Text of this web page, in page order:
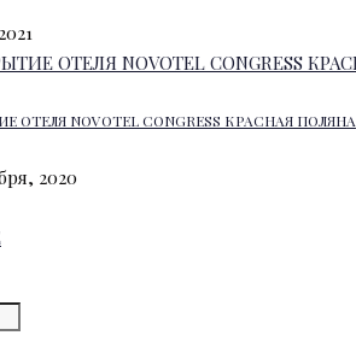
ОТЕЛЯ NOVOTEL CONGRESS КРАСНАЯ ПОЛЯНА
2020